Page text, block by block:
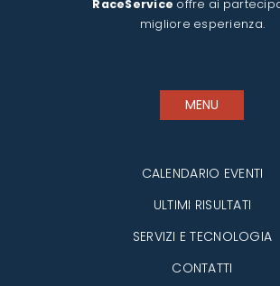
RaceService offre ai
migliore esperienza.
MENU
CALENDARIO EVENTI
ULTIMI RISULTATI
SERVIZI E TECNOLOGIA
CONTATTI